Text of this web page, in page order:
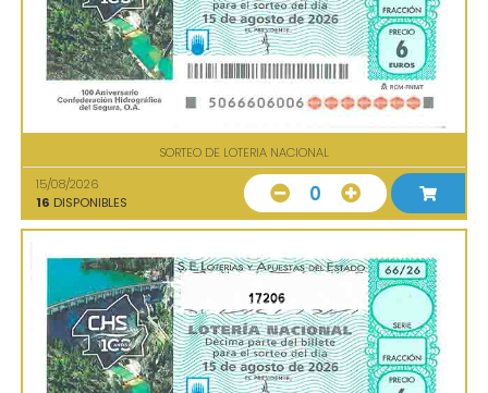
SORTEO DE LOTERIA NACIONAL
15/08/2026
16 DISPONIBLES 0
17206